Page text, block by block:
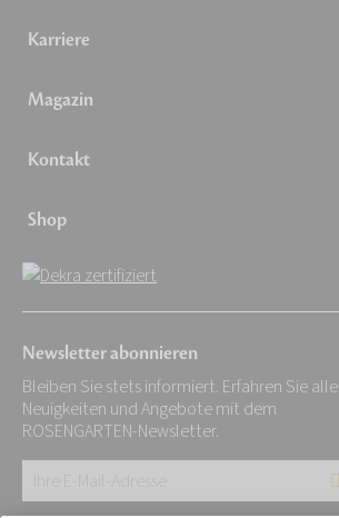
Karriere
Magazin
Kontakt
Shop
Newsletter abonnieren
Bleiben Sie stets informiert. Erfahren Sie alle
Neuigkeiten und Angebote mit dem
ROSENGARTEN-Newsletter.
E-